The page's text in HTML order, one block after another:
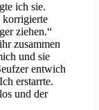
ich sie.
korrigierte
ziehen.“
zusammen
und sie
entwich
erstarrte.
und der